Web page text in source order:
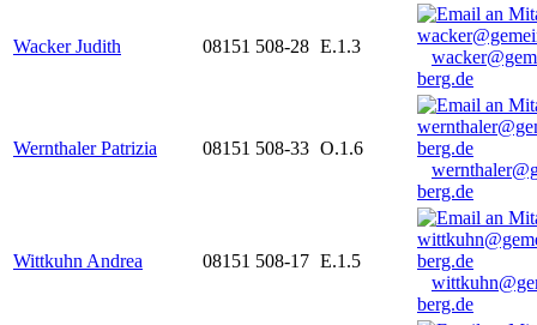
Wacker Judith 08151 508-28 E.1.3
berg.de
Wernthaler Patrizia 08151 508-33 O.1.6
berg.de
Wittkuhn Andrea 08151 508-17 E.1.5
berg.de